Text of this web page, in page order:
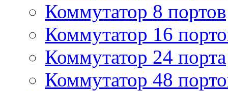
Коммутатор 8 портов
Коммутатор 16
Коммутатор 24 порта
Коммутатор 48